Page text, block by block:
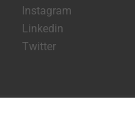
Instagram
Linkedin
Twitter